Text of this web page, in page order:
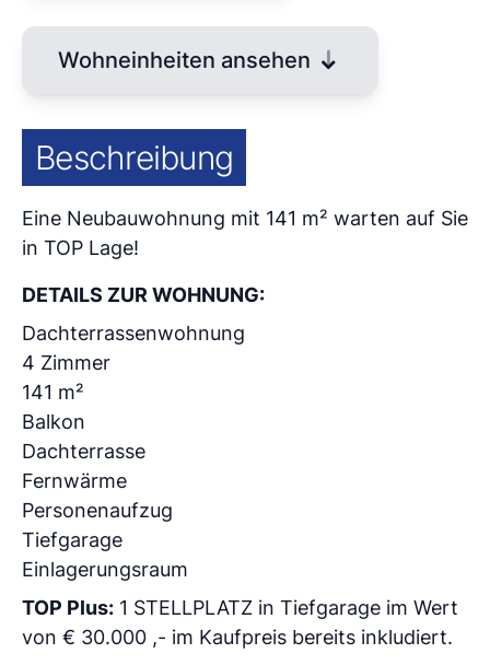
Wohneinheiten ansehen
Beschreibung
Eine Neubauwohnung mit 141 m² warten auf Sie
in TOP Lage!
DETAILS ZUR WOHNUNG:
Dachterrassenwohnung
4 Zimmer
141 m²
Balkon
Dachterrasse
Fernwärme
Personenaufzug
Tiefgarage
Einlagerungsraum
TOP Plus: 1 STELLPLATZ in Tiefgarage im Wert
von € 30.000 ,- im Kaufpreis bereits inkludiert.